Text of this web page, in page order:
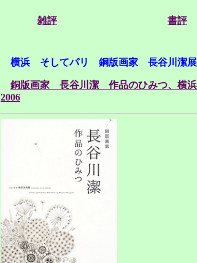
雑評 書評
横浜 そしてパリ 銅版画家 長谷川潔展
銅版画家 長谷川潔 作品のひみつ、横浜
2006